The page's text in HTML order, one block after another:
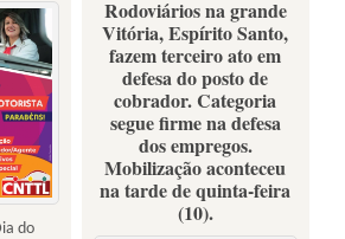
do
Rodoviários na grande
Vitória, Espírito Santo,
fazem terceiro ato em
defesa do posto de
cobrador. Categoria
segue firme na defesa
dos empregos.
Mobilização aconteceu
na tarde de quinta-feira
(10).